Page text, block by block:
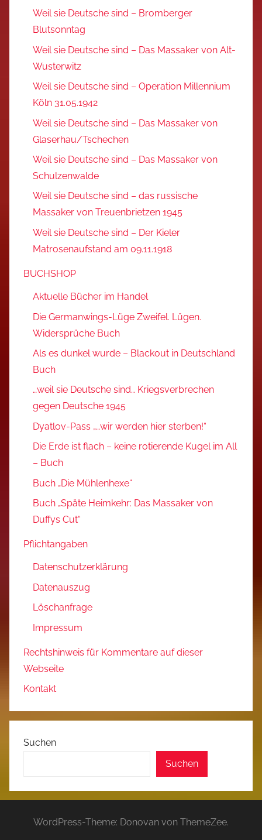
Weil sie Deutsche sind – Bromberger
Blutsonntag
Weil sie Deutsche sind – Das Massaker von Alt-
Wusterwitz
Weil sie Deutsche sind – Operation Millennium
Köln 31.05.1942
Weil sie Deutsche sind – Das Massaker von
Glaserhau/Tschechen
Weil sie Deutsche sind – Das Massaker von
Schulzenwalde
Weil sie Deutsche sind – das russische
Massaker von Treuenbrietzen 1945
Weil sie Deutsche sind – Der Kieler
Matrosenaufstand am 09.11.1918
BUCHSHOP
Aktuelle Bücher im Handel
Die Germanwings-Lüge Zweifel. Lügen.
Widersprüche Buch
Als es dunkel wurde – Blackout in Deutschland
Buch
…weil sie Deutsche sind… Kriegsverbrechen
gegen Deutsche 1945
Dyatlov-Pass „…wir werden hier sterben!“
Die Erde ist flach – keine rotierende Kugel im All
– Buch
Buch „Die Mühlenhexe“
Buch „Späte Heimkehr: Das Massaker von
Duffys Cut“
Pflichtangaben
Datenschutzerklärung
Datenauszug
Löschanfrage
Impressum
Rechtshinweis für Kommentare auf dieser
Webseite
Kontakt
Suchen
Suchen
WordPress-Theme: Donovan von ThemeZee.